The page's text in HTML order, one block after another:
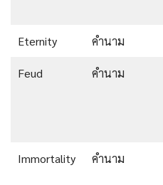
Eternity คำนาม
Feud คำนาม
Immortality คำนาม